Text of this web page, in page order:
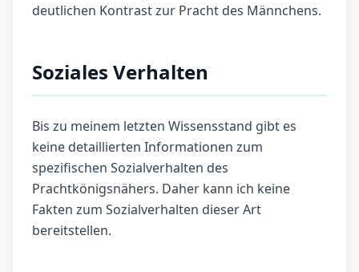
deutlichen Kontrast zur Pracht des Männchens.
Soziales Verhalten
Bis zu meinem letzten Wissensstand gibt es
keine detaillierten Informationen zum
spezifischen Sozialverhalten des
Prachtkönigsnähers. Daher kann ich keine
Fakten zum Sozialverhalten dieser Art
bereitstellen.